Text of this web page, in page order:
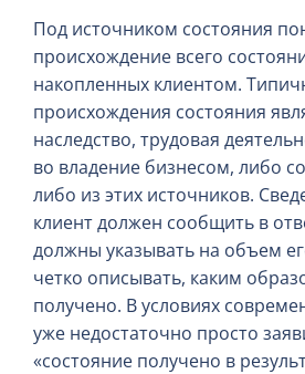
Под источником состояния
происхождение всего
накопленных клиентом.
происхождения состояния
наследство, трудовая
во владение бизнесом, либо
либо из этих источников.
клиент должен сообщить в
должны указывать на объем
четко описывать, каким
получено. В условиях
уже недостаточно просто
«состояние получено в